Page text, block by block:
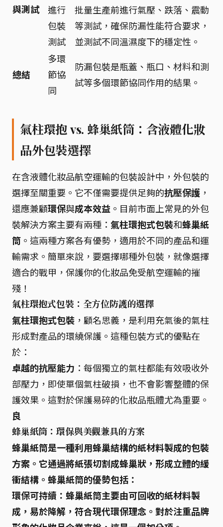
與測試
進行
包裝
測試
批量生產前進行氣壓、跌落、震動
等測試，確保防漏性能符合要求，
並測試不同溫濕度下的穩定性。
總結
多環
節協
同
防漏包裝是瓶蓋、瓶口、材料和測
試等多個環節協同作用的結果。
氣柱環抱 vs. 蜂巢紙筒：含液體化妝
品外包裝選擇
在含液體化妝品航空運輸的包裝設計中，外包裝的
選擇至關重要。它不僅需要提供足夠的抗壓保護 ，
還應兼顧環保與成本效益 。目前市面上常見的外包
裝解決方案主要有兩種： 氣柱環抱式包裝和蜂巢紙
筒 。這兩種方案各有優勢，適用於不同的產品和運
輸需求。簡單來說，要選擇哪種外包裝，就像選擇
適合的戰甲，保護你的化妝品免受航空運輸的摧
殘！
氣柱環抱式包裝：全方位防護的選擇
氣柱環抱式包裝 ，顧名思義，是利用充氣後的氣柱
形成對產品的環繞保護。這種包裝方式的優點在
於：
卓越的抗壓能力 ：每個獨立的氣柱都能有效吸收外
部壓力，即使單個氣柱破損，也不會影響整體的保
護效果。這對於保護易碎的化妝品瓶體尤為重要。
良
蜂巢紙筒：環保與美觀兼具的方案
蜂巢紙筒是一種利用蜂巢結構的紙材料製成的包裝
方案。它通過將紙張切割成蜂巢狀，形成立體的緩
衝結構。蜂巢紙筒的優勢包括：
環保可持續 ：蜂巢紙筒主要由可回收的紙材料製
成，易於降解，符合現代環保理念。對於注重品牌